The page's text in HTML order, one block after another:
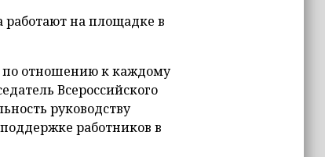
работают на площадке в
по отношению к каждому
Всероссийского
руководству
работников в